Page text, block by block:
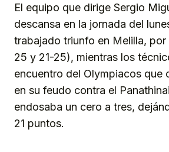
El equipo que dirige Sergio
descansa en la jornada del
trabajado triunfo en Melilla,
25 y 21-25), mientras los
encuentro del Olympiacos que
en su feudo contra el
endosaba un cero a tres,
21 puntos.